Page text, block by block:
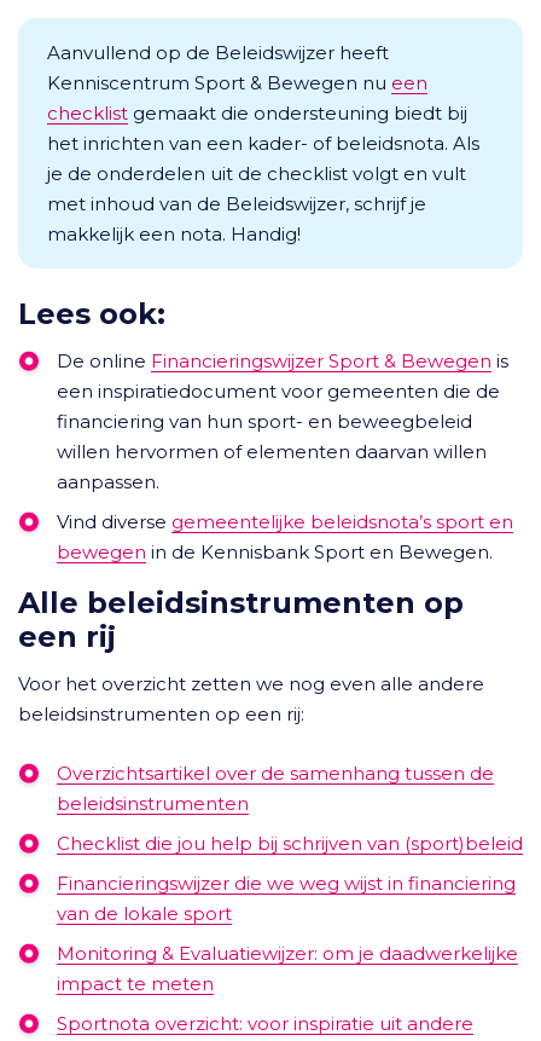
Aanvullend op de Beleidswijzer heeft
Kenniscentrum Sport & Bewegen nu een
checklist gemaakt die ondersteuning biedt bij
het inrichten van een kader- of beleidsnota. Als
je de onderdelen uit de checklist volgt en vult
met inhoud van de Beleidswijzer, schrijf je
makkelijk een nota. Handig!
Lees ook:
De online Financieringswijzer Sport & Bewegen is
een inspiratiedocument voor gemeenten die de
financiering van hun sport- en beweegbeleid
willen hervormen of elementen daarvan willen
aanpassen.
Vind diverse gemeentelijke beleidsnota’s sport en
bewegen in de Kennisbank Sport en Bewegen.
Alle beleidsinstrumenten op
een rij
Voor het overzicht zetten we nog even alle andere
beleidsinstrumenten op een rij:
Overzichtsartikel over de samenhang tussen de
beleidsinstrumenten
Checklist die jou help bij schrijven van (sport)beleid
Financieringswijzer die we weg wijst in financiering
van de lokale sport
Monitoring & Evaluatiewijzer: om je daadwerkelijke
impact te meten
Sportnota overzicht: voor inspiratie uit andere